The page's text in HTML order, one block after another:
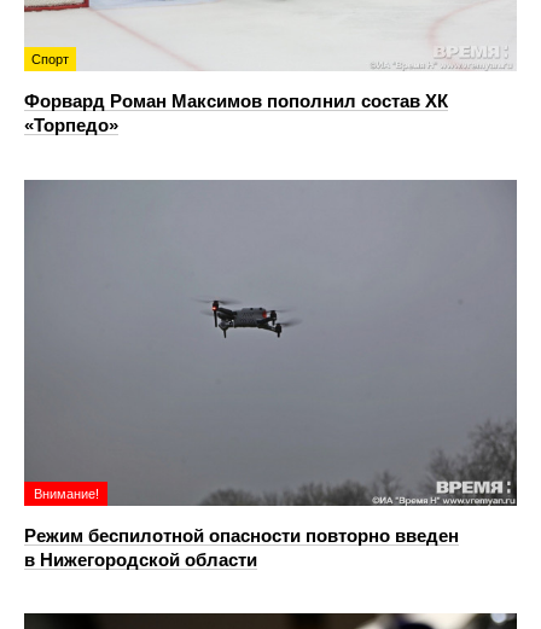
Спорт
Форвард Роман Максимов пополнил состав ХК
«Торпедо»
Внимание!
Режим беспилотной опасности повторно введен
в Нижегородской области